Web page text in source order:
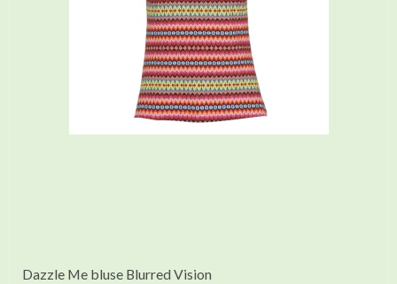
Dazzle Me bluse Blurred Vision